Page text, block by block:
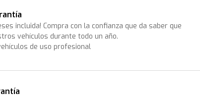
incluida! Compra con la confianza que da saber que
vehículos durante todo un año.
de uso profesional